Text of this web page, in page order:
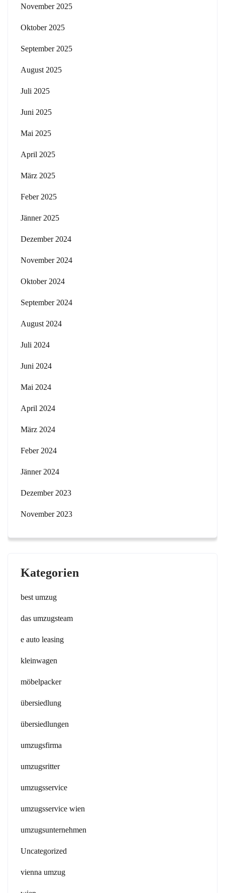
November 2025
Oktober 2025
September 2025
August 2025
Juli 2025
Juni 2025
Mai 2025
April 2025
März 2025
Feber 2025
Jänner 2025
Dezember 2024
November 2024
Oktober 2024
September 2024
August 2024
Juli 2024
Juni 2024
Mai 2024
April 2024
März 2024
Feber 2024
Jänner 2024
Dezember 2023
November 2023
Kategorien
best umzug
das umzugsteam
e auto leasing
kleinwagen
möbelpacker
übersiedlung
übersiedlungen
umzugsfirma
umzugsritter
umzugsservice
umzugsservice wien
umzugsunternehmen
Uncategorized
vienna umzug